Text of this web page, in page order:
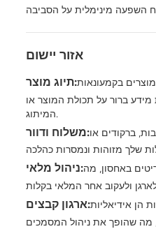
אזור יישום
תיוג מוצר:בקמעונאות
ברור על תכולת המוצר או
המיתוג.
משלוח ודוור:ברקודים או
ניהול מלאי:באחסון, מה
ארגון קבצים:הן אידיאליות
מה שהופך את ניהול המסמכים